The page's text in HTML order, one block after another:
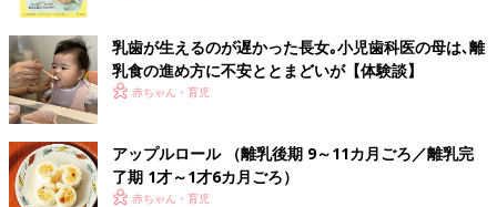
乳歯が生えるのが遅かった長女｡小児歯科医の母は､離
乳食の進め方に不安ととまどいが【体験談】
赤ちゃん・育児
アップルロール （離乳後期 9～11カ月ごろ／離乳完
了期 1才～1才6カ月ごろ）
赤ちゃん・育児